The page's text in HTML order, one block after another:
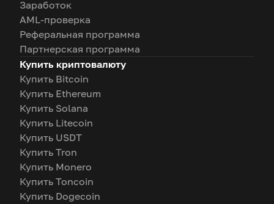
Заработок
AML-проверка
Реферальная программа
Партнерская программа
Купить криптовалюту
Купить Bitcoin
Купить Ethereum
Купить Solana
Купить Litecoin
Купить USDT
Купить Tron
Купить Monero
Купить Toncoin
Купить Dogecoin